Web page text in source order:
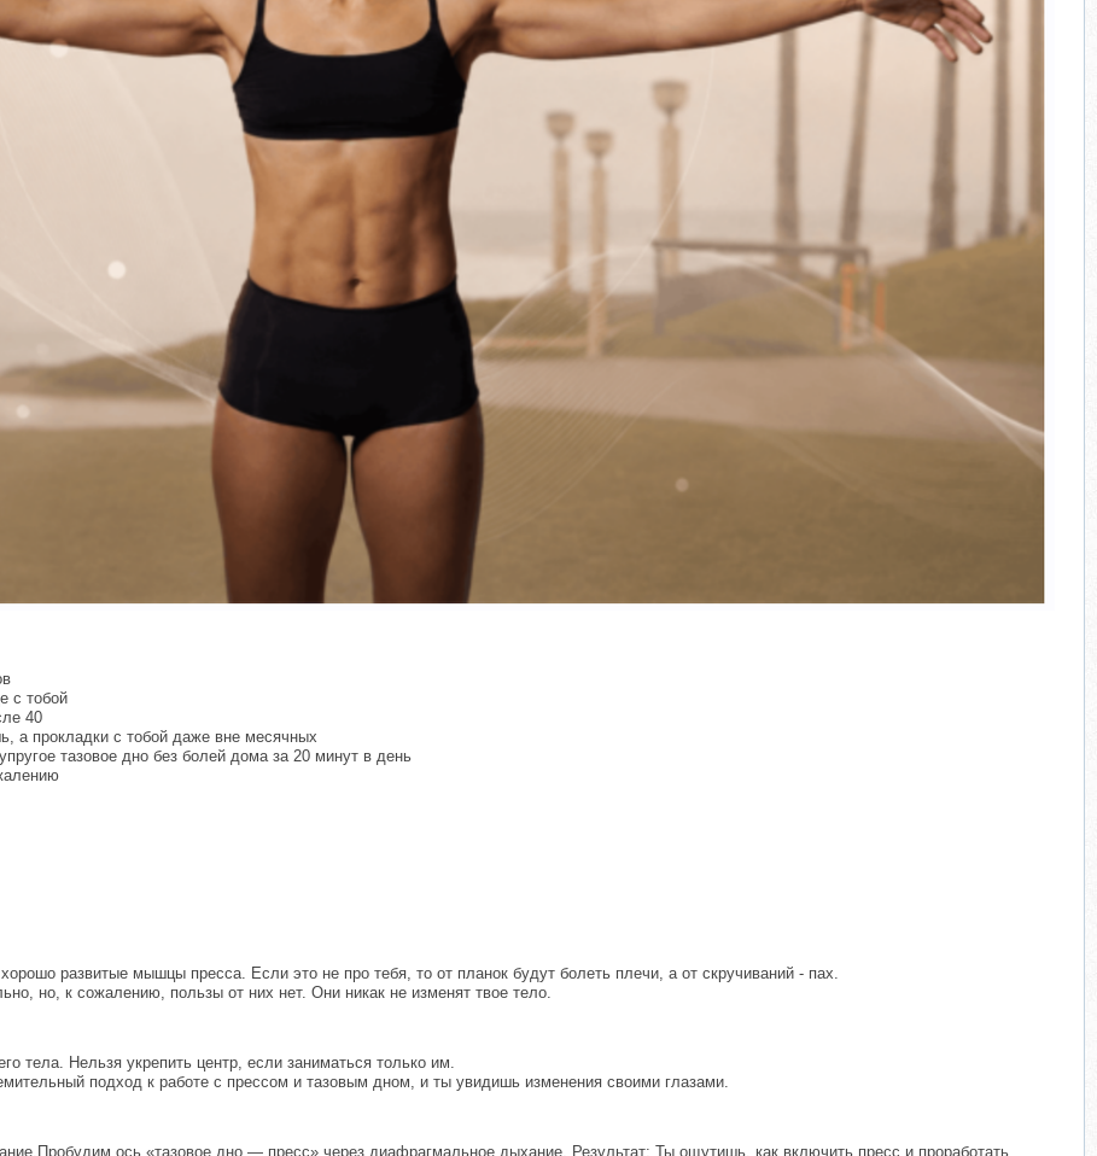
с тобой
40
а прокладки с тобой даже вне месячных
тазовое дно без болей дома за 20 минут в день
развитые мышцы пресса. Если это не про тебя, то от планок будут болеть плечи, а от скручиваний - пах.
но, к сожалению, пользы от них нет. Они никак не изменят твое тело.
тела. Нельзя укрепить центр, если заниматься только им.
подход к работе с прессом и тазовым дном, и ты увидишь изменения своими глазами.
ось «тазовое дно — пресс» через диафрагмальное дыхание. Результат: Ты ощутишь, как включить пресс и проработать